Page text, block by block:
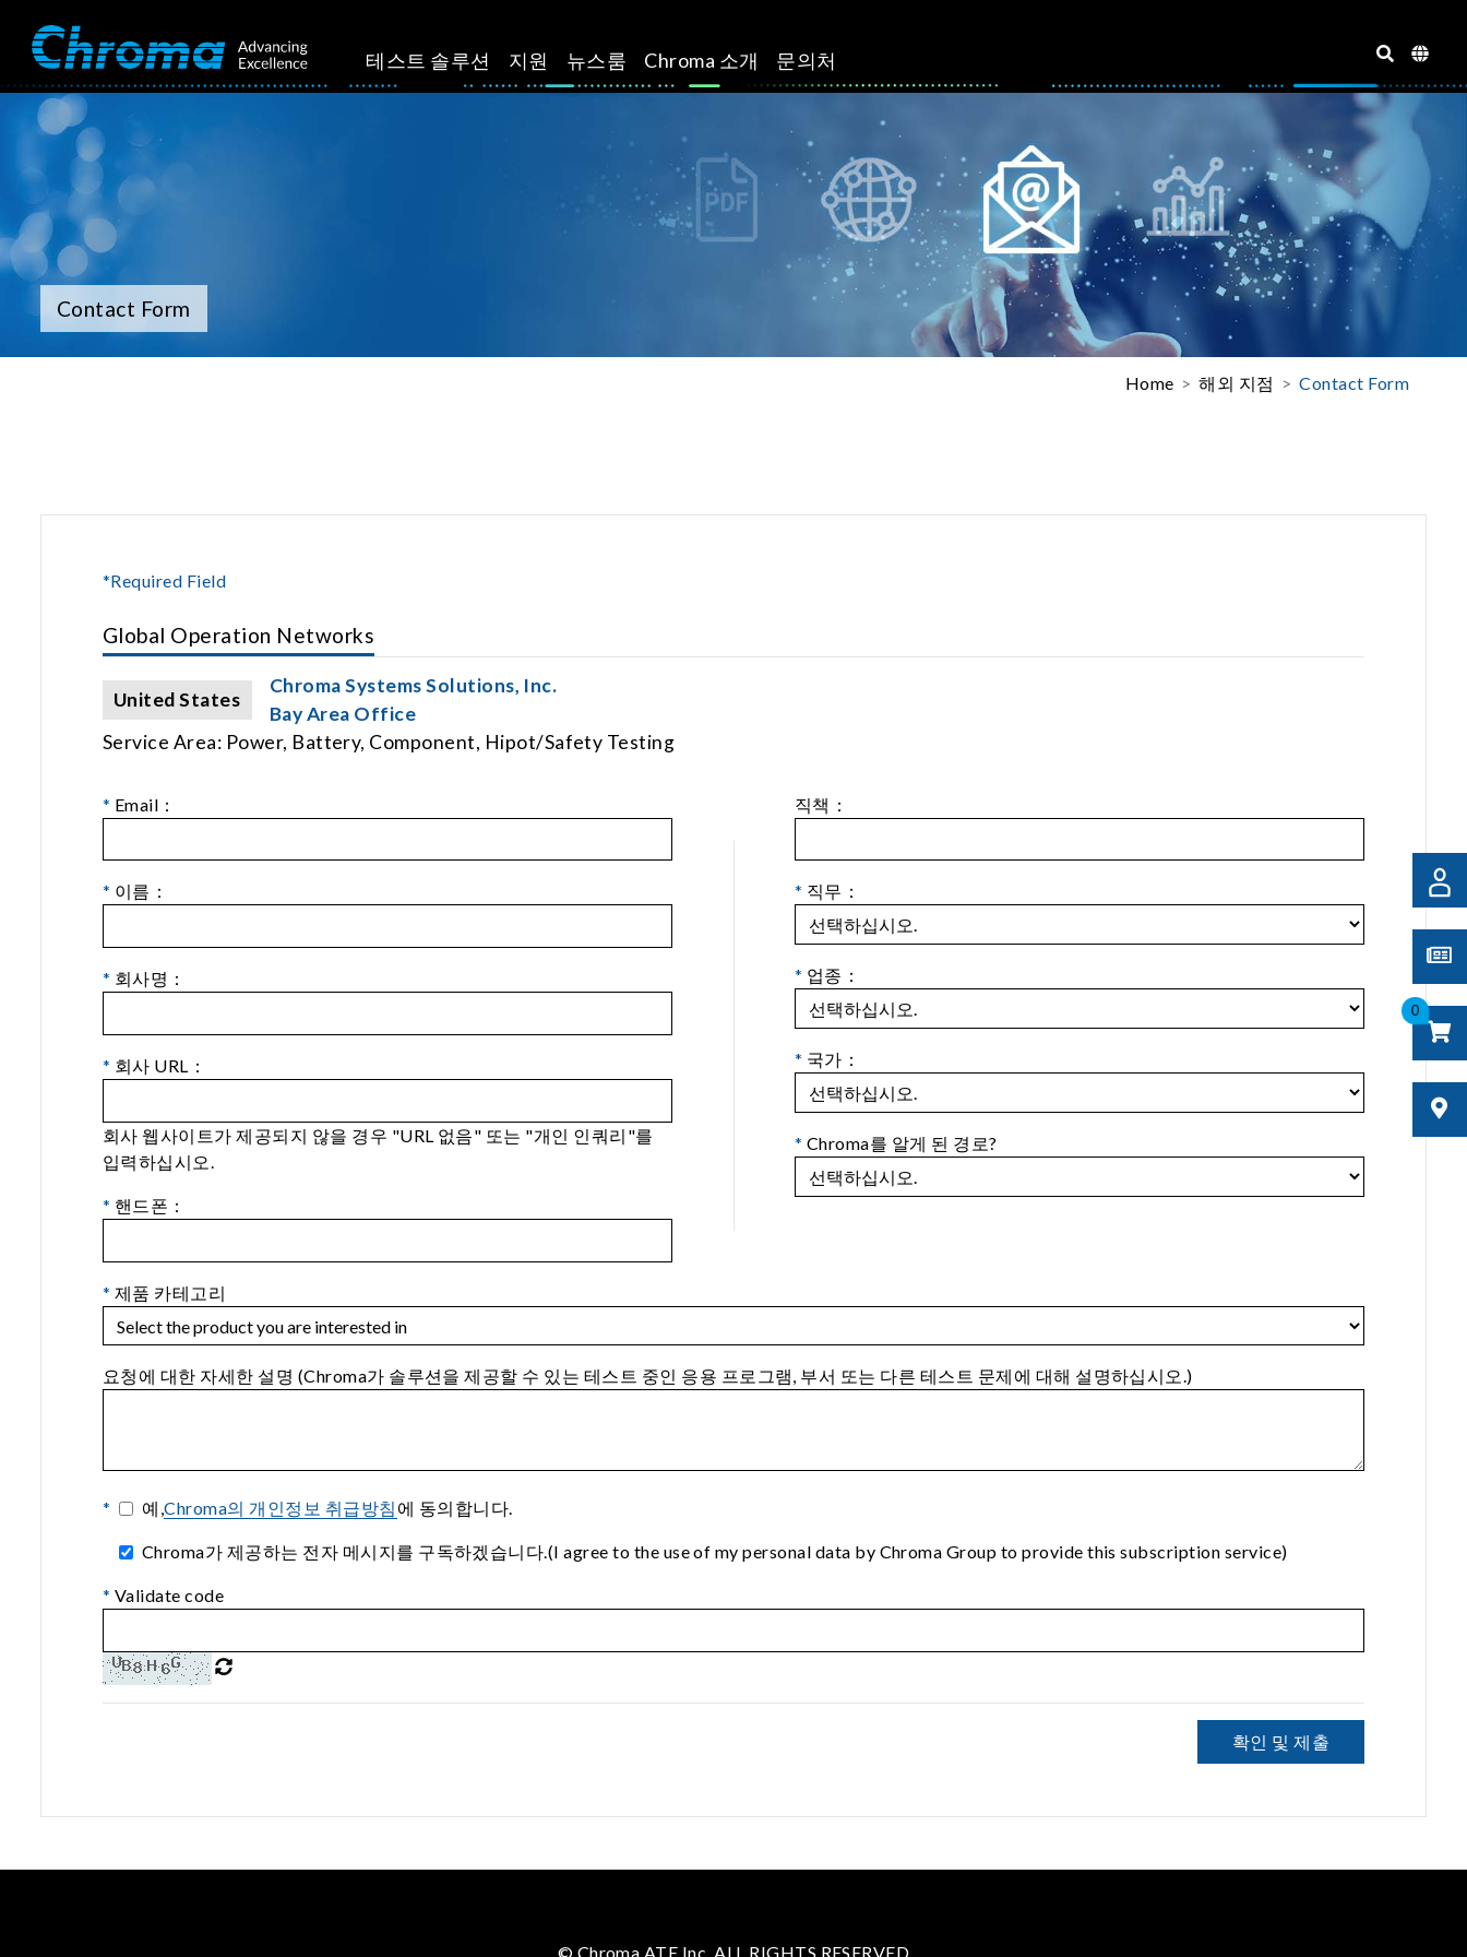
테스트 솔루션 지원 뉴스룸 Chroma 소개 문의처
0
Contact Form
Home 해외 지점 Contact Form
*Required Field
Global Operation Networks
United States
Chroma Systems Solutions, Inc.
Bay Area Office
Service Area: Power, Battery, Component, Hipot/Safety Testing
* Email：
* 이름：
* 회사명：
* 회사 URL：
회사 웹사이트가 제공되지 않을 경우 "URL 없음" 또는 "개인 인쿼리"를
입력하십시오.
* 핸드폰：
직책：
* 직무：
* 업종：
* 국가：
* Chroma를 알게 된 경로?
* 제품 카테고리
요청에 대한 자세한 설명 (Chroma가 솔루션을 제공할 수 있는 테스트 중인 응용 프로그램, 부서 또는 다른 테스트 문제에 대해 설명하십시오.)
* 예,Chroma의 개인정보 취급방침 에 동의합니다.
Chroma가 제공하는 전자 메시지를 구독하겠습니다.(I agree to the use of my personal data by Chroma Group to provide this subscription service)
* Validate code
확인 및 제출
© Chroma ATE Inc. ALL RIGHTS RESERVED